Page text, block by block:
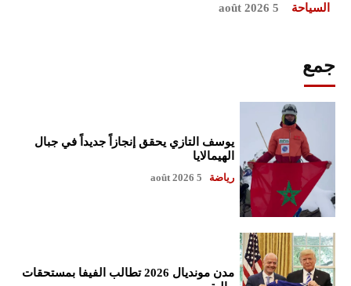
السياحة 5 août 2026
جمع
يوسف التازي يحقق إنجازاً جديداً في جبال
الهيمالايا
رياضة 5 août 2026
مدن مونديال 2026 تطالب الفيفا بمستحقات